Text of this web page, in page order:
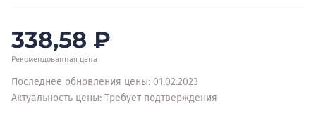
338,58 ₽
Рекомендованная цена
Последнее обновления цены: 01.02.2023
Актуальность цены: Требует подтверждения